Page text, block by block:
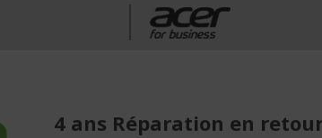
4 ans Réparation en